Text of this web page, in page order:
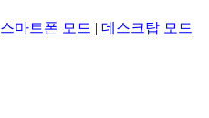
스마트폰 모드 | 데스크탑 모드